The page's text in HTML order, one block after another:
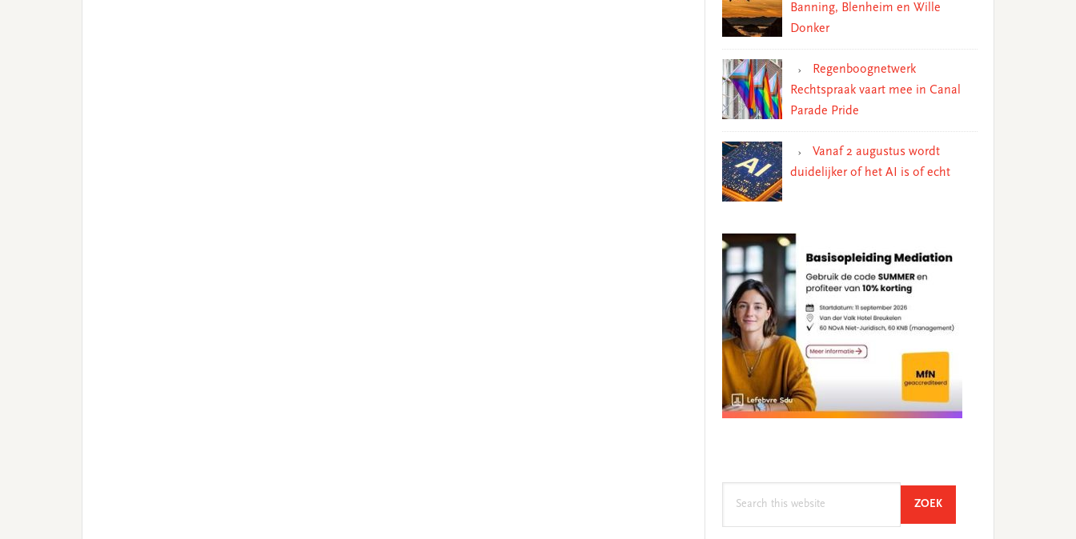
Banning, Blenheim en Wille
Donker
Regenboognetwerk
Rechtspraak vaart mee in Canal
Parade Pride
Vanaf 2 augustus wordt
duidelijker of het AI is of echt
ZOEKSEARCH